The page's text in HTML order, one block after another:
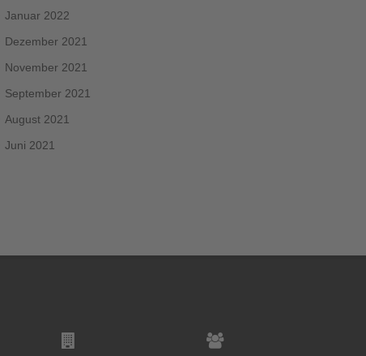
Januar 2022
Dezember 2021
November 2021
September 2021
August 2021
Juni 2021